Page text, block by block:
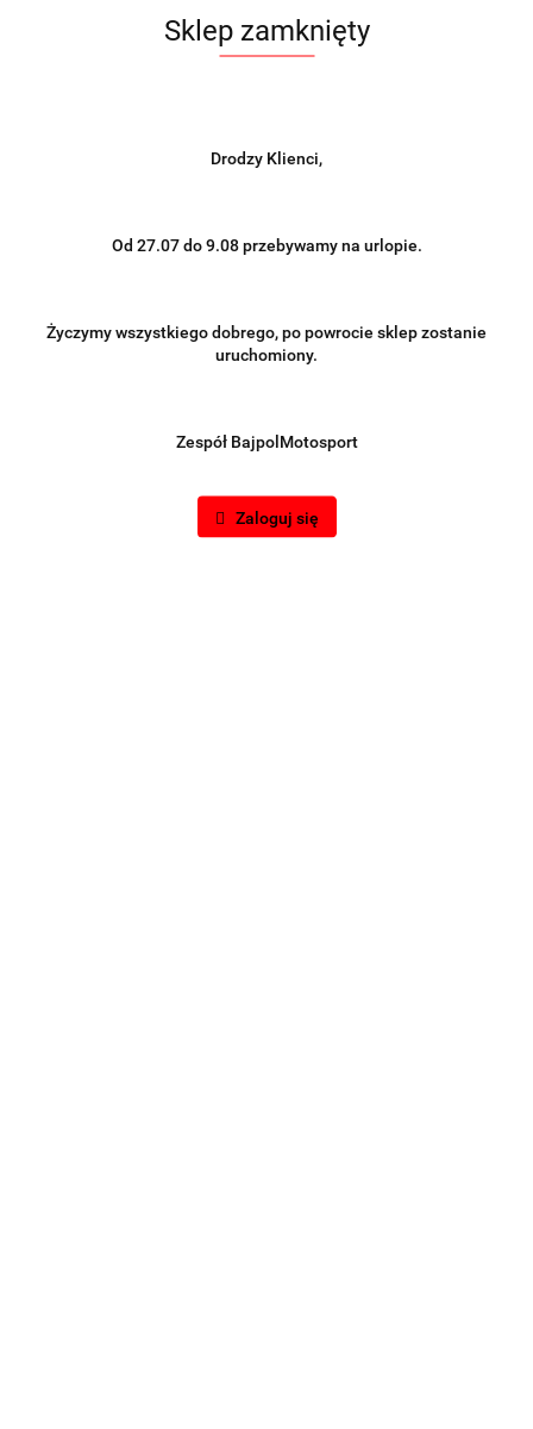
Sklep zamknięty
Drodzy Klienci,
Od 27.07 do 9.08 przebywamy na urlopie.
Życzymy wszystkiego dobrego, po powrocie sklep zostanie
uruchomiony.
Zespół BajpolMotosport
Zaloguj się